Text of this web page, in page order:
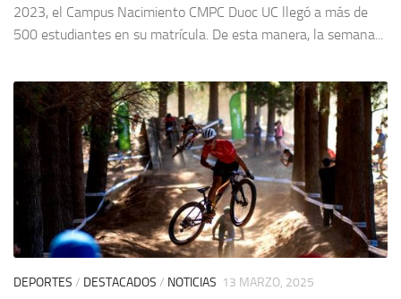
2023, el Campus Nacimiento CMPC Duoc UC llegó a más de
500 estudiantes en su matrícula. De esta manera, la semana...
DEPORTES / DESTACADOS / NOTICIAS 13 MARZO, 2025